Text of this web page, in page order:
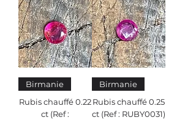
Birmanie
Rubis chauffé 0.22
ct (Ref :
Birmanie
Rubis chauffé 0.25
ct (Ref : RUBY0031)